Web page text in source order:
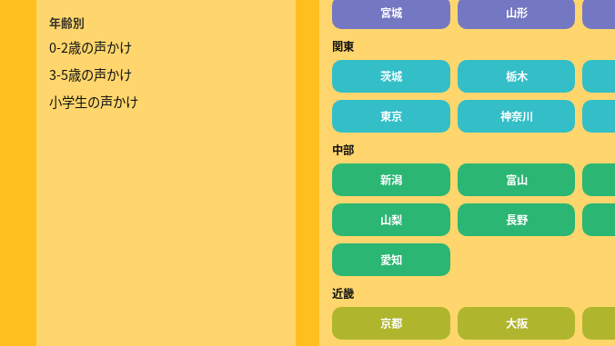
年齢別
0-2歳の声かけ
3-5歳の声かけ
小学生の声かけ
宮城 山形
関東
茨城
栃木
東京 神奈川
中部
新潟
富山
山梨 長野
愛知
近畿
京都
大阪